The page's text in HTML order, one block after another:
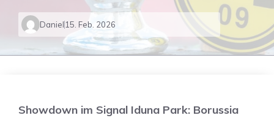
Daniel 15. Feb. 2026
Showdown im Signal Iduna Park: Borussia